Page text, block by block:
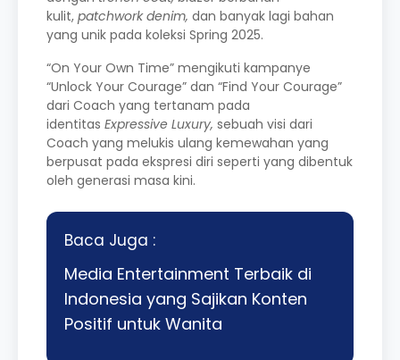
kulit, patchwork denim, dan banyak lagi bahan
yang unik pada koleksi Spring 2025.
“On Your Own Time” mengikuti kampanye
“Unlock Your Courage” dan “Find Your Courage”
dari Coach yang tertanam pada
identitas Expressive Luxury, sebuah visi dari
Coach yang melukis ulang kemewahan yang
berpusat pada ekspresi diri seperti yang dibentuk
oleh generasi masa kini.
Baca Juga :
Media Entertainment Terbaik di
Indonesia yang Sajikan Konten
Positif untuk Wanita